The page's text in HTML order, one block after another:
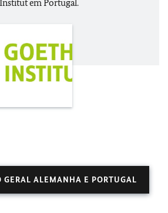
em Portugal.
GERAL ALEMANHA E PORTUGAL